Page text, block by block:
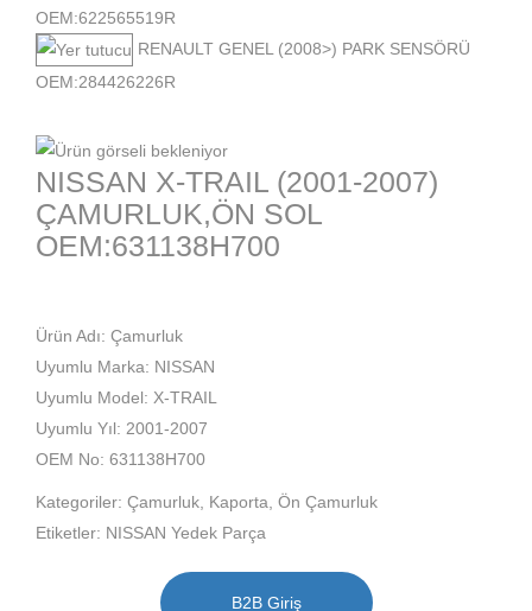
OEM:622565519R
RENAULT GENEL (2008>) PARK SENSÖRÜ
OEM:284426226R
NISSAN X-TRAIL (2001-2007)
ÇAMURLUK,ÖN SOL
OEM:631138H700
Ürün Adı: Çamurluk
Uyumlu Marka: NISSAN
Uyumlu Model: X-TRAIL
Uyumlu Yıl: 2001-2007
OEM No: 631138H700
Kategoriler: Çamurluk Kaporta Ön Çamurluk
Etiketler: NISSAN Yedek Parça
B2B Giriş